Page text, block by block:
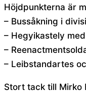
Höjdpunkterna är
– Bussåkning i
– Hegyikastely
–
– Leibstandartes
Stort tack till Mirko